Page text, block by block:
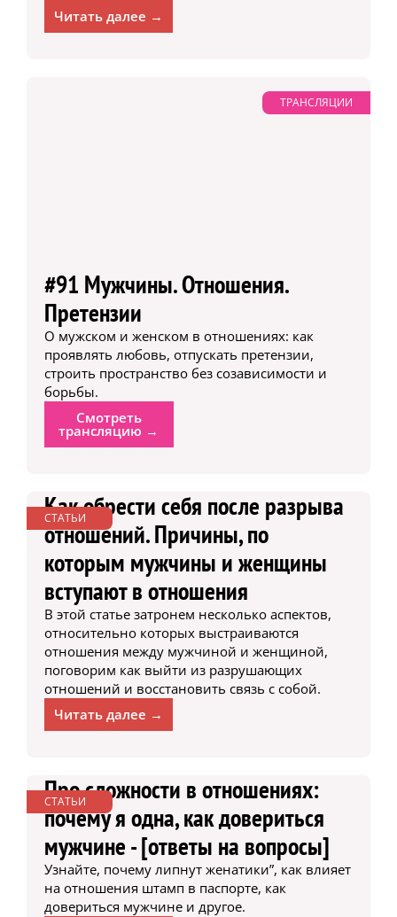
Читать далее →
ТРАНСЛЯЦИИ
#91 Мужчины. Отношения.
Претензии
О мужском и женском в отношениях: как
проявлять любовь, отпускать претензии,
строить пространство без созависимости и
борьбы.
Смотреть
трансляцию →
СТАТЬИ
Как обрести себя после разрыва
отношений. Причины, по
которым мужчины и женщины
вступают в отношения
В этой статье затронем несколько аспектов,
относительно которых выстраиваются
отношения между мужчиной и женщиной,
поговорим как выйти из разрушающих
отношений и восстановить связь с собой.
Читать далее →
СТАТЬИ
Про сложности в отношениях:
почему я одна, как довериться
мужчине - [ответы на вопросы]
Узнайте, почему липнут женатики”, как влияет
на отношения штамп в паспорте, как
довериться мужчине и другое.